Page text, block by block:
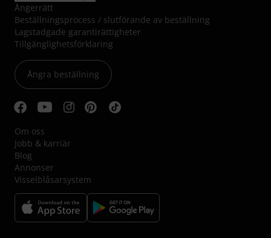
Ångerrätt
Beställningsprocess / slutförande av beställning
Lagstadgade garantirättigheter
Tillgänglighetsförklaring
Ångra beställning
Om oss
Jobb & karriär
Blog
Annonser
Visselblåsarsystem